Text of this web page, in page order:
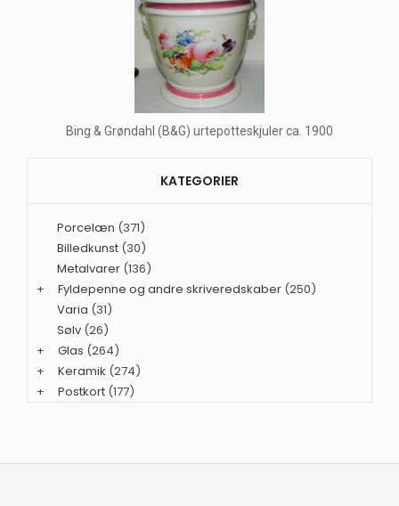
Bing & Grøndahl (B&G) urtepotteskjuler ca. 1900
KATEGORIER
Porcelæn (371)
Billedkunst (30)
Metalvarer (136)
+
Fyldepenne og andre skriveredskaber (250)
Varia (31)
Sølv (26)
+
Glas (264)
+
Keramik (274)
+
Postkort (177)